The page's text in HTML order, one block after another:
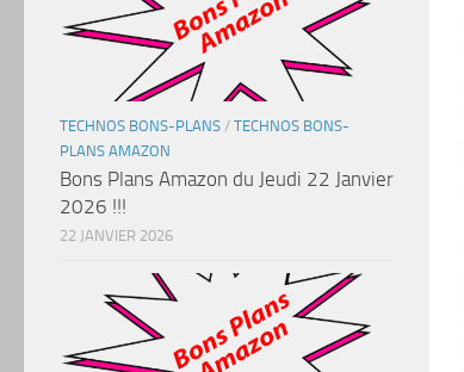
TECHNOS BONS-PLANS / TECHNOS BONS-
PLANS AMAZON
Bons Plans Amazon du Jeudi 22 Janvier
2026 !!!
22 JANVIER 2026